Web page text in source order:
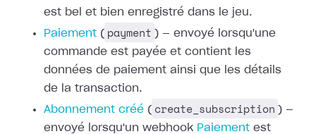
est bel et bien enregistré dans le jeu.
Paiement ( payment ) — envoyé lorsqu'une
commande est payée et contient les
données de paiement ainsi que les détails
de la transaction.
Abonnement créé ( create_subscription ) —
envoyé lorsqu'un webhook Paiement est